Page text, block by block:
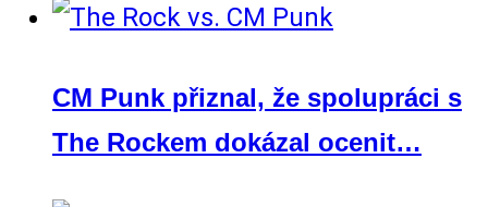
CM Punk přiznal, že spolupráci s
The Rockem dokázal ocenit…